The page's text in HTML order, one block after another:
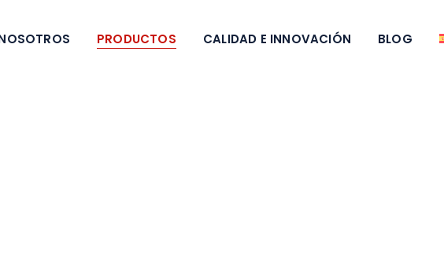
PRODUCTOS CALIDAD E INNOVACIÓN BLOG